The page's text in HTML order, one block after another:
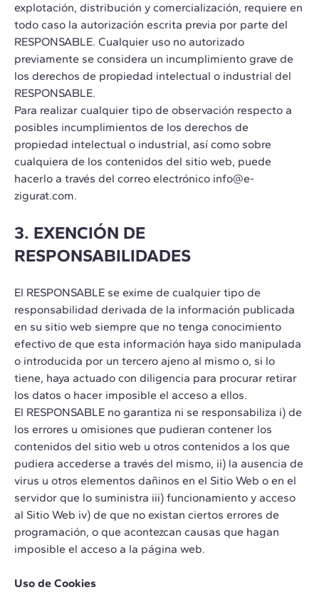
explotación, distribución y comercialización, requiere en
todo caso la autorización escrita previa por parte del
RESPONSABLE. Cualquier uso no autorizado
previamente se considera un incumplimiento grave de
los derechos de propiedad intelectual o industrial del
RESPONSABLE.
Para realizar cualquier tipo de observación respecto a
posibles incumplimientos de los derechos de
propiedad intelectual o industrial, así como sobre
cualquiera de los contenidos del sitio web, puede
hacerlo a través del correo electrónico info@e-
zigurat.com.
3. EXENCIÓN DE
RESPONSABILIDADES
El RESPONSABLE se exime de cualquier tipo de
responsabilidad derivada de la información publicada
en su sitio web siempre que no tenga conocimiento
efectivo de que esta información haya sido manipulada
o introducida por un tercero ajeno al mismo o, si lo
tiene, haya actuado con diligencia para procurar retirar
los datos o hacer imposible el acceso a ellos.
El RESPONSABLE no garantiza ni se responsabiliza i) de
los errores u omisiones que pudieran contener los
contenidos del sitio web u otros contenidos a los que
pudiera accederse a través del mismo, ii) la ausencia de
virus u otros elementos dañinos en el Sitio Web o en el
servidor que lo suministra iii) funcionamiento y acceso
al Sitio Web iv) de que no existan ciertos errores de
programación, o que acontezcan causas que hagan
imposible el acceso a la página web.
Uso de Cookies